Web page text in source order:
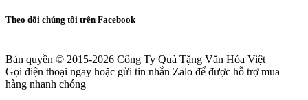
Theo dõi chúng tôi trên Facebook
Bản quyền © 2015-2026 Công Ty Quà Tặng Văn Hóa Việt
Gọi điện thoại ngay hoặc gửi tin nhắn Zalo để được hỗ trợ mua
hàng nhanh chóng